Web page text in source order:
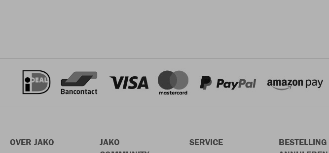
OVER JAKO
JAKO
SERVICE
BESTELLING